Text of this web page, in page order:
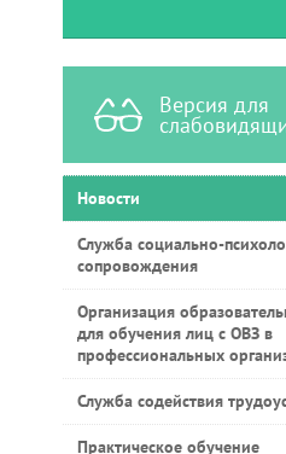
Версия для
Новости
Служба социально-
сопровождения
Организация
для обучения лиц с ОВЗ в
профессиональных
Служба содействия
Практическое обучение